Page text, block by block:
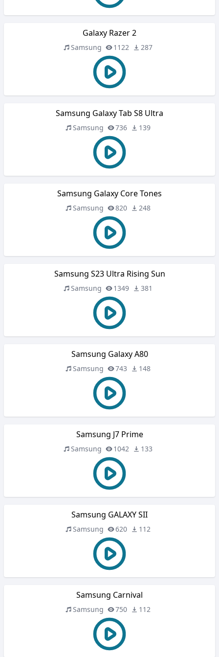
Galaxy Razer 2
Samsung 1122 287
Samsung Galaxy Tab S8 Ultra
Samsung 736 139
Samsung Galaxy Core Tones
Samsung 820 248
Samsung S23 Ultra Rising Sun
Samsung 1349 381
Samsung Galaxy A80
Samsung 743 148
Samsung J7 Prime
Samsung 1042 133
Samsung GALAXY SII
Samsung 620 112
Samsung Carnival
Samsung 750 112